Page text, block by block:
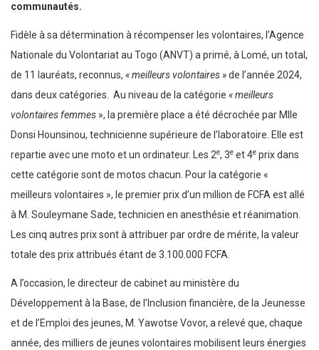
communautés.
Fidèle à sa détermination à récompenser les volontaires, l’Agence
Nationale du Volontariat au Togo (ANVT) a primé, à Lomé, un total,
de 11 lauréats, reconnus, « meilleurs volontaires »de l’année 2024,
dans deux catégories. Au niveau de la catégorie « meilleurs
volontaires femmes », la première place a été décrochée par Mlle
Donsi Hounsinou, technicienne supérieure de l’laboratoire. Elle est
repartie avec une moto et un ordinateur. Les 2e, 3e et 4e prix dans
cette catégorie sont de motos chacun. Pour la catégorie «
meilleurs volontaires », le premier prix d’un million de FCFA est allé
à M. Souleymane Sade, technicien en anesthésie et réanimation.
Les cinq autres prix sont à attribuer par ordre de mérite, la valeur
totale des prix attribués étant de 3.100.000 FCFA.
A l’occasion, le directeur de cabinet au ministère du
Développement à la Base, de l’Inclusion financière, de la Jeunesse
et de l’Emploi des jeunes, M. Yawotse Vovor, a relevé que, chaque
année, des milliers de jeunes volontaires mobilisent leurs énergies